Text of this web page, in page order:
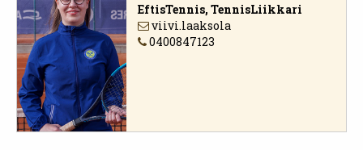
EftisTennis, TennisLiikkari
viivi.laaksola
0400847123